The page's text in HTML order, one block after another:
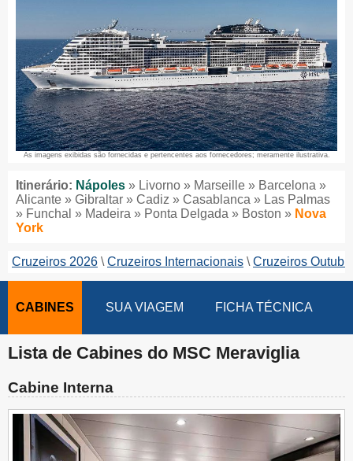
As imagens exibidas são fornecidas e pertencentes aos fornecedores; meramente ilustrativa.
Itinerário: Nápoles » Livorno » Marseille » Barcelona »
Alicante » Gibraltar » Cadiz » Casablanca » Las Palmas
» Funchal » Madeira » Ponta Delgada » Boston » Nova
York
Cruzeiros 2026 Cruzeiros Internacionais Cruzeiros
CABINES SUA VIAGEM FICHA TÉCNICA
Lista de Cabines do MSC Meraviglia
Cabine Interna